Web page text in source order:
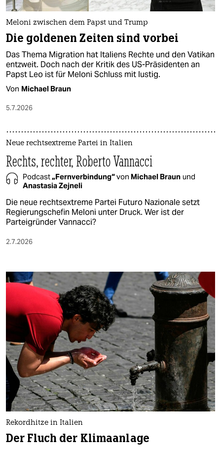
Meloni zwischen dem Papst und Trump
Die goldenen Zeiten sind vorbei
Das Thema Migration hat Italiens Rechte und den Vatikan
entzweit. Doch nach der Kritik des US-Präsidenten an
Papst Leo ist für Meloni Schluss mit lustig.
Von Michael Braun
5.7.2026
Neue rechtsextreme Partei in Italien
Rechts, rechter, Roberto Vannacci
Podcast„Fernverbindung“von Michael Braun und
Anastasia Zejneli
Die neue rechtsextreme Partei Futuro Nazionale setzt
Regierungschefin Meloni unter Druck. Wer ist der
Parteigründer Vannacci?
2.7.2026
Rekordhitze in Italien
Der Fluch der Klimaanlage